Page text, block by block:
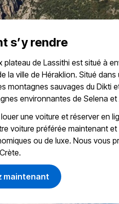
s’y rendre
plateau de Lassithi est situé à
la ville de Héraklion. Situé
montagnes sauvages du Dikti
environnantes de Selena
une voiture et réserver en
voiture préférée maintenant
ou de luxe. Nous vous
maintenant